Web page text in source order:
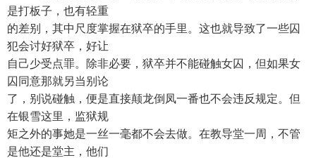
是打板子，也有轻重
的差别，其中尺度掌握在狱卒的手里。这也就导致了一些囚
犯会讨好狱卒，好让
自己少受点罪。除非必要，狱卒并不能碰触女囚，但如果女
囚同意那就另当别论
了，别说碰触，便是直接颠龙倒凤一番也不会违反规定。但
在银雪这里，监狱规
矩之外的事她是一丝一毫都不会去做。在教导堂一周，不管
是他还是堂主，他们